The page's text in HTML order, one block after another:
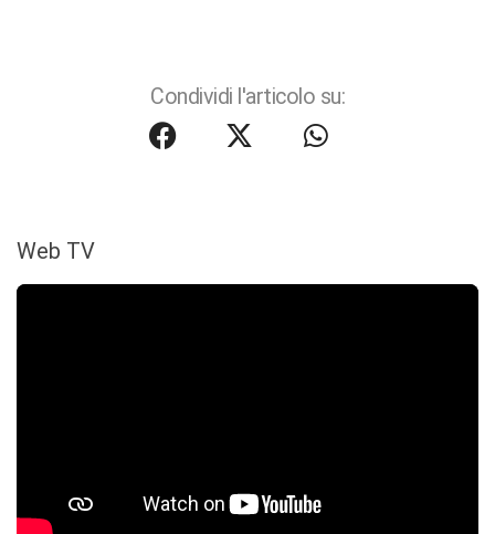
Condividi l'articolo su:
Web TV